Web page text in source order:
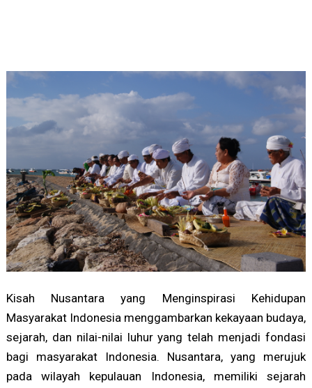
Kisah Nusantara yang Menginspirasi Kehidupan
Masyarakat Indonesia menggambarkan kekayaan budaya,
sejarah, dan nilai-nilai luhur yang telah menjadi fondasi
bagi masyarakat Indonesia. Nusantara, yang merujuk
pada wilayah kepulauan Indonesia, memiliki sejarah